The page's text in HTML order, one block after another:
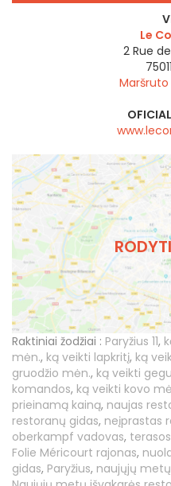
Le
2 Rue
75011
Raktiniai žodžiai : Paryžius 11,
mėn., ką veikti lapkritį, ką
gruodžio mėn., ką veikti
komandos, ką veikti kovo
prieinamą kainą, naujas
restoranų gidas, neįprastas
oberkampf vadovas,
Folie Méricourt rajonas,
gidas, Paryžius, naujųjų